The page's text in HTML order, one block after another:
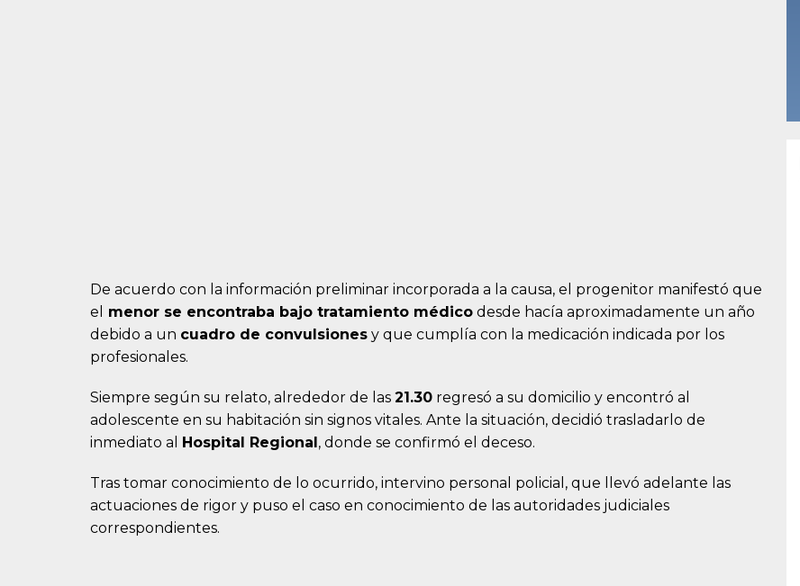
De acuerdo con la información preliminar incorporada a la causa, el progenitor manifestó que
el
menor se encontraba bajo tratamiento médico desde hacía aproximadamente un año
debido a un cuadro de convulsiones y que cumplía con la medicación indicada por los
profesionales.
Siempre según su relato, alrededor de las 21.30 regresó a su domicilio y encontró al
adolescente en su habitación sin signos vitales. Ante la situación, decidió trasladarlo de
inmediato al
Hospital Regional , donde se confirmó el deceso.
Tras tomar conocimiento de lo ocurrido, intervino personal policial, que llevó adelante las
actuaciones de rigor y puso el caso en conocimiento de las autoridades judiciales
correspondientes.